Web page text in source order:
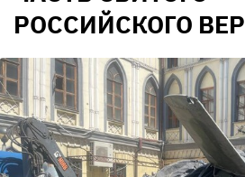
РОССИЙСКОГО